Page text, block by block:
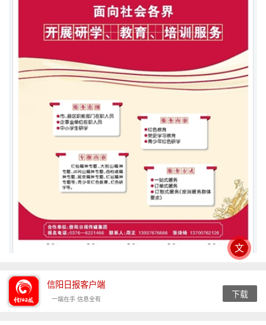
信阳日报客户端
一端在手 信息全有 下载
文